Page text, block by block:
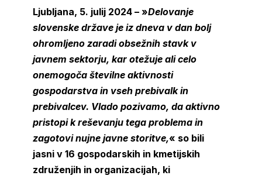
Ljubljana, 5. julij 2024 – »Delovanje
slovenske države je iz dneva v dan bolj
ohromljeno zaradi obsežnih stavk v
javnem sektorju, kar otežuje ali celo
onemogoča številne aktivnosti
gospodarstva in vseh prebivalk in
prebivalcev. Vlado pozivamo, da aktivno
pristopi k reševanju tega problema in
zagotovi nujne javne storitve,« so bili
jasni v 16 gospodarskih in kmetijskih
združenjih in organizacijah, ki